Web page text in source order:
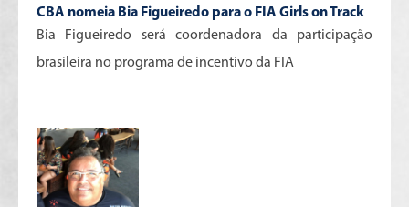
CBA nomeia Bia Figueiredo para o FIA Girls on Track
Bia Figueiredo será coordenadora da participação
brasileira no programa de incentivo da FIA